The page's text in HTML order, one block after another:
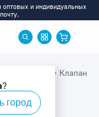
и индивидуальных
?
город
> Клапан